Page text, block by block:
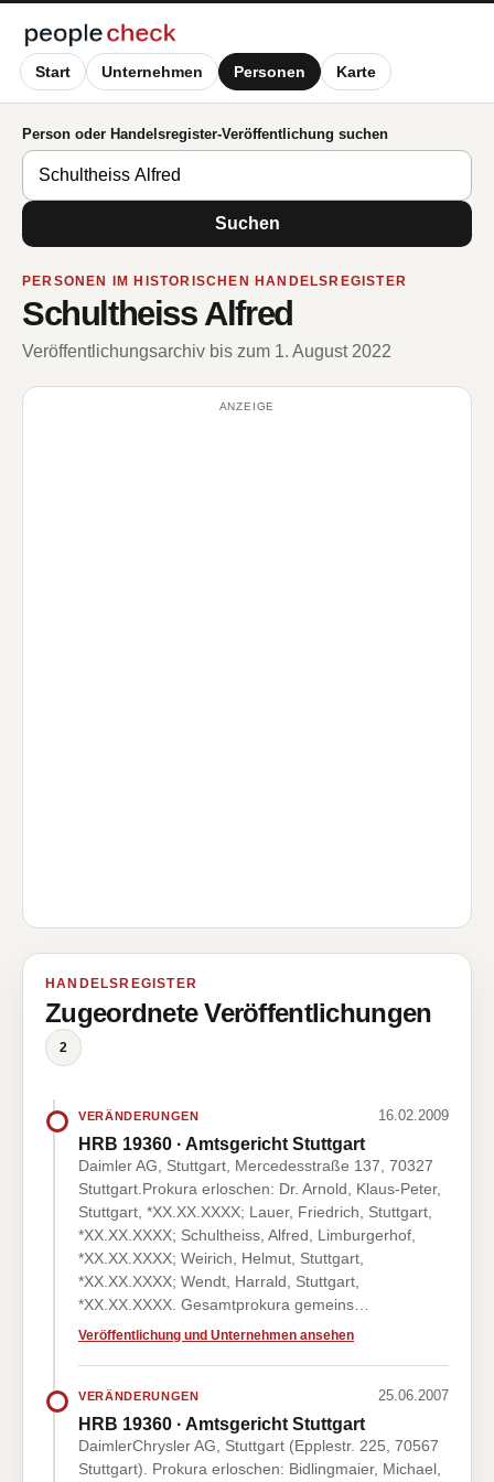
Start Unternehmen Personen Karte
Person oder Handelsregister-Veröffentlichung suchen
Suchen
PERSONEN IM HISTORISCHEN HANDELSREGISTER
Schultheiss Alfred
Veröffentlichungsarchiv bis zum 1. August 2022
ANZEIGE
HANDELSREGISTER
Zugeordnete Veröffentlichungen
2
VERÄNDERUNGEN 16.02.2009
HRB 19360 · Amtsgericht Stuttgart
Daimler AG, Stuttgart, Mercedesstraße 137, 70327
Stuttgart.Prokura erloschen: Dr. Arnold, Klaus-Peter,
Stuttgart, *XX.XX.XXXX; Lauer, Friedrich, Stuttgart,
*XX.XX.XXXX; Schultheiss, Alfred, Limburgerhof,
*XX.XX.XXXX; Weirich, Helmut, Stuttgart,
*XX.XX.XXXX; Wendt, Harrald, Stuttgart,
*XX.XX.XXXX. Gesamtprokura gemeins…
Veröffentlichung und Unternehmen ansehen
VERÄNDERUNGEN 25.06.2007
HRB 19360 · Amtsgericht Stuttgart
DaimlerChrysler AG, Stuttgart (Epplestr. 225, 70567
Stuttgart). Prokura erloschen: Bidlingmaier, Michael,